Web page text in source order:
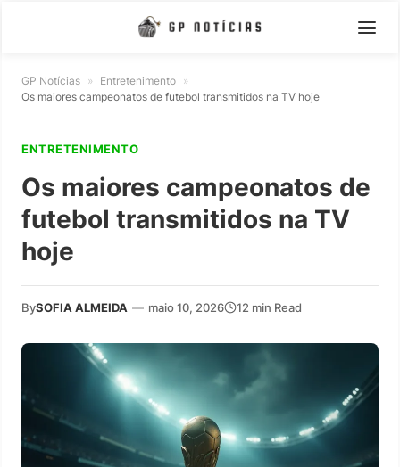
GP Notícias » Entretenimento »
Os maiores campeonatos de futebol transmitidos na TV hoje
ENTRETENIMENTO
Os maiores campeonatos de
futebol transmitidos na TV
hoje
BySOFIA ALMEIDA — maio 10, 2026 12 min Read